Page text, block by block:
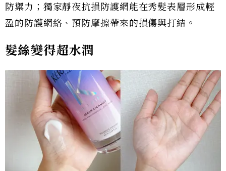
防禦力；獨家靜夜抗損防護網能在秀髮表層形成輕
盈的防護網絡、預防摩擦帶來的損傷與打結。
髮絲變得超水潤